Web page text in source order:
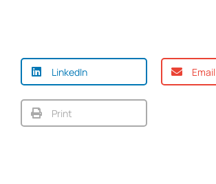
LinkedIn Email
Print